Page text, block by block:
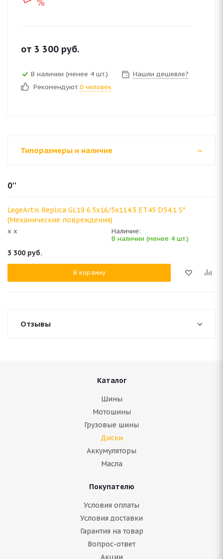
от 3 300 руб.
В наличии (менее 4 шт.)
Нашли дешевле?
Рекомендуют 0 человек
Типоразмеры и наличие
0''
LegeArtis Replica GL19 6.5x16/5x114.3 ET45 D54.1 S*
(Механические повреждения)
x x
Наличие:
В наличии (менее 4 шт.)
3 300 руб.
В корзину
Отзывы
Каталог
Шины
Мотошины
Грузовые шины
Диски
Аккумуляторы
Масла
Покупателю
Условия оплаты
Условия доставки
Гарантия на товар
Вопрос-ответ
Акции